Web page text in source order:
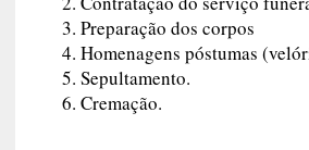
Contratação do serviço
Preparação dos corpos
Homenagens póstumas
Sepultamento.
Cremação.